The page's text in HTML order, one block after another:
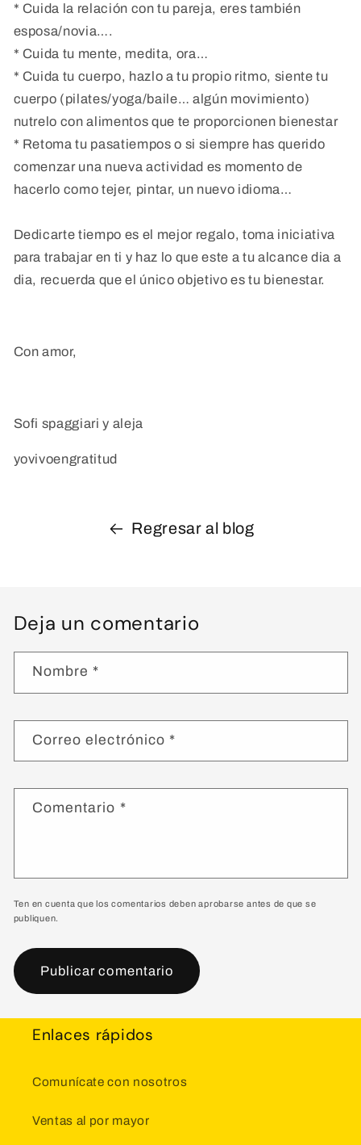
* Cuida la relación con tu pareja, eres también
esposa/novia….
* Cuida tu mente, medita, ora…
* Cuida tu cuerpo, hazlo a tu propio ritmo, siente tu
cuerpo (pilates/yoga/baile… algún movimiento)
nutrelo con alimentos que te proporcionen bienestar
* Retoma tu pasatiempos o si siempre has querido
comenzar una nueva actividad es momento de
hacerlo como tejer, pintar, un nuevo idioma…
Dedicarte tiempo es el mejor regalo, toma iniciativa
para trabajar en ti y haz lo que este a tu alcance dia a
dia, recuerda que el único objetivo es tu bienestar.
Con amor,
Sofi spaggiari y aleja
yovivoengratitud
Regresar al blog
Deja un comentario
Nombre *
Correo electrónico *
Comentario *
Ten en cuenta que los comentarios deben aprobarse antes de que se
publiquen.
Enlaces rápidos
Comunícate con nosotros
Ventas al por mayor